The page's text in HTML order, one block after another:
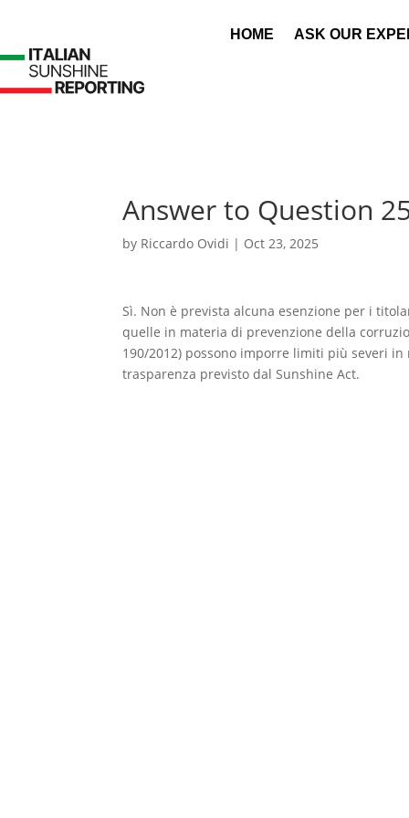
HOME ASK OUR
Answer to Question
by Riccardo Ovidi | Oct 23, 2025
Sì. Non è prevista alcuna esenzione per i
quelle in materia di prevenzione della
190/2012) possono imporre limiti più severi
trasparenza previsto dal Sunshine Act.